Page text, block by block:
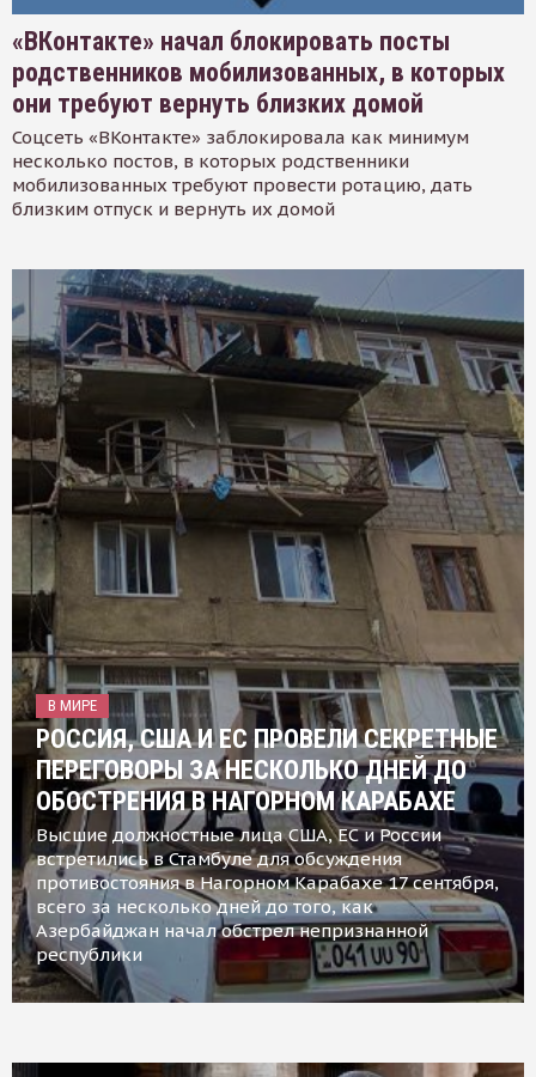
«ВКонтакте» начал блокировать посты
родственников мобилизованных, в которых
они требуют вернуть близких домой
Соцсеть «ВКонтакте» заблокировала как минимум
несколько постов, в которых родственники
мобилизованных требуют провести ротацию, дать
близким отпуск и вернуть их домой
В МИРЕ
РОССИЯ, США И ЕС ПРОВЕЛИ СЕКРЕТНЫЕ
ПЕРЕГОВОРЫ ЗА НЕСКОЛЬКО ДНЕЙ ДО
ОБОСТРЕНИЯ В НАГОРНОМ КАРАБАХЕ
Высшие должностные лица США, ЕС и России
встретились в Стамбуле для обсуждения
противостояния в Нагорном Карабахе 17 сентября,
всего за несколько дней до того, как
Азербайджан начал обстрел непризнанной
республики